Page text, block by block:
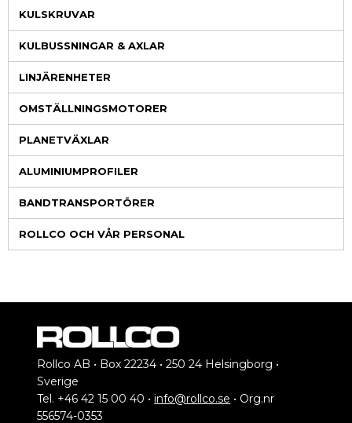
KULSKRUVAR
KULBUSSNINGAR & AXLAR
LINJÄRENHETER
OMSTÄLLNINGSMOTORER
PLANETVÄXLAR
ALUMINIUMPROFILER
BANDTRANSPORTÖRER
ROLLCO OCH VÅR PERSONAL
Rollco AB • Box 22234 • 250 24 Helsingborg •
Sverige
Tel. +46 42 15 00 40 •info@rollco.se • Org.nr
556574-0353